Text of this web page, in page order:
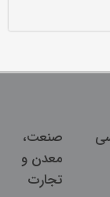
صنعت،
معدن و
تجارت